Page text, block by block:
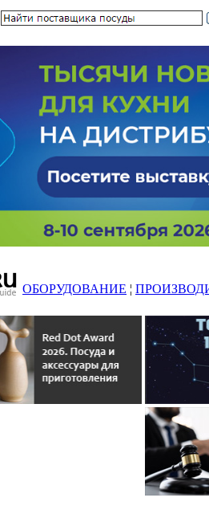
ОБОРУДОВАНИЕ ¦